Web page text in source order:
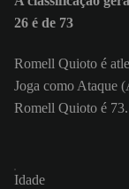
26 é de 73
Romell Quioto é
Joga como Ataque
Romell Quioto é 73.
Idade